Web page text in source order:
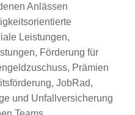
Anlässen
Leistungen,
Förderung für
Prämien
JobRad,
und Unfallversicherung